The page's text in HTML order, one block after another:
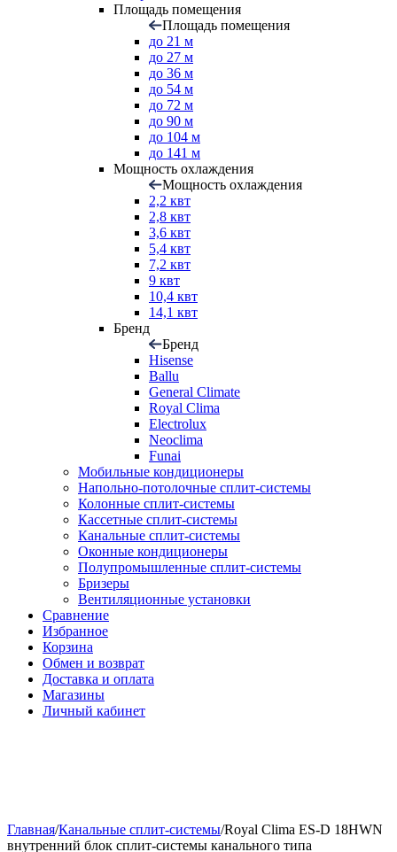
Площадь помещения
Площадь помещения
до 21 м
до 27 м
до 36 м
до 54 м
до 72 м
до 90 м
до 104 м
до 141 м
Мощность охлаждения
Мощность охлаждения
2,2 квт
2,8 квт
3,6 квт
5,4 квт
7,2 квт
9 квт
10,4 квт
14,1 квт
Бренд
Бренд
Hisense
Ballu
General Climate
Royal Clima
Electrolux
Neoclima
Funai
Мобильные кондиционеры
Напольно-потолоч​ные ​сплит-системы
Колонные ​​сплит-системы
Кассетные сплит-системы
Канальные сплит-системы
Оконные кондиционеры
Полупромышленные сплит-системы
Бризеры
Вентиляционные установки
Сравнение
Избранное
Корзина
Обмен и возврат
Доставка и оплата
Магазины
Личный кабинет
Главная/Канальные сплит-системы/Royal Clima ES-D 18HWN
внутренний блок сплит-системы канального типа